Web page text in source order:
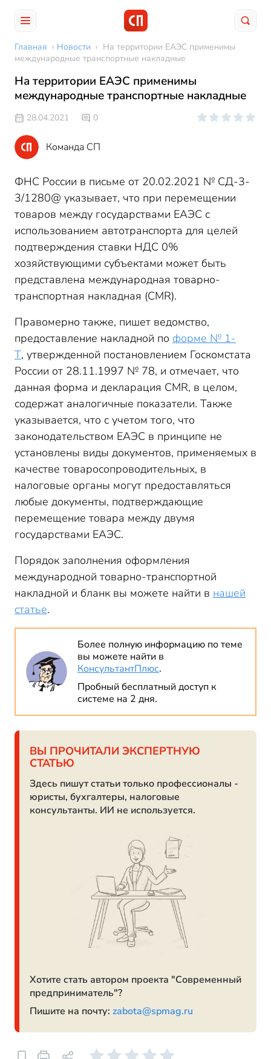
Главная › Новости › На территории ЕАЭС применимы
международные транспортные накладные
На территории ЕАЭС применимы
международные транспортные накладные
28.04.2021 0
Команда СП
ФНС России в письме от 20.02.2021 № СД-3-
3/1280@ указывает, что при перемещении
товаров между государствами ЕАЭС с
использованием автотранспорта для целей
подтверждения ставки НДС 0%
хозяйствующими субъектами может быть
представлена международная товарно-
транспортная накладная (CMR).
Правомерно также, пишет ведомство,
предоставление накладной по форме № 1-
Т, утвержденной постановлением Госкомстата
России от 28.11.1997 № 78, и отмечает, что
данная форма и декларация CMR, в целом,
содержат аналогичные показатели. Также
указывается, что с учетом того, что
законодательством ЕАЭС в принципе не
установлены виды документов, применяемых в
качестве товаросопроводительных, в
налоговые органы могут предоставляться
любые документы, подтверждающие
перемещение товара между двумя
государствами ЕАЭС.
Порядок заполнения оформления
международной товарно-транспортной
накладной и бланк вы можете найти в нашей
статье.
Более полную информацию по теме
вы можете найти в
КонсультантПлюс.
Пробный бесплатный доступ к
системе на 2 дня.
ВЫ ПРОЧИТАЛИ ЭКСПЕРТНУЮ
СТАТЬЮ
Здесь пишут статьи только профессионалы -
юристы, бухгалтеры, налоговые
консультанты. ИИ не используется.
Хотите стать автором проекта "Современный
предприниматель"?
Пишите на почту: zabota@spmag.ru